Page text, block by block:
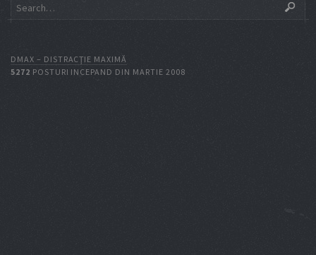
DMAX – DISTRACŢIE MAXIMĂ
5272 POSTURI INCEPAND DIN MARTIE 2008